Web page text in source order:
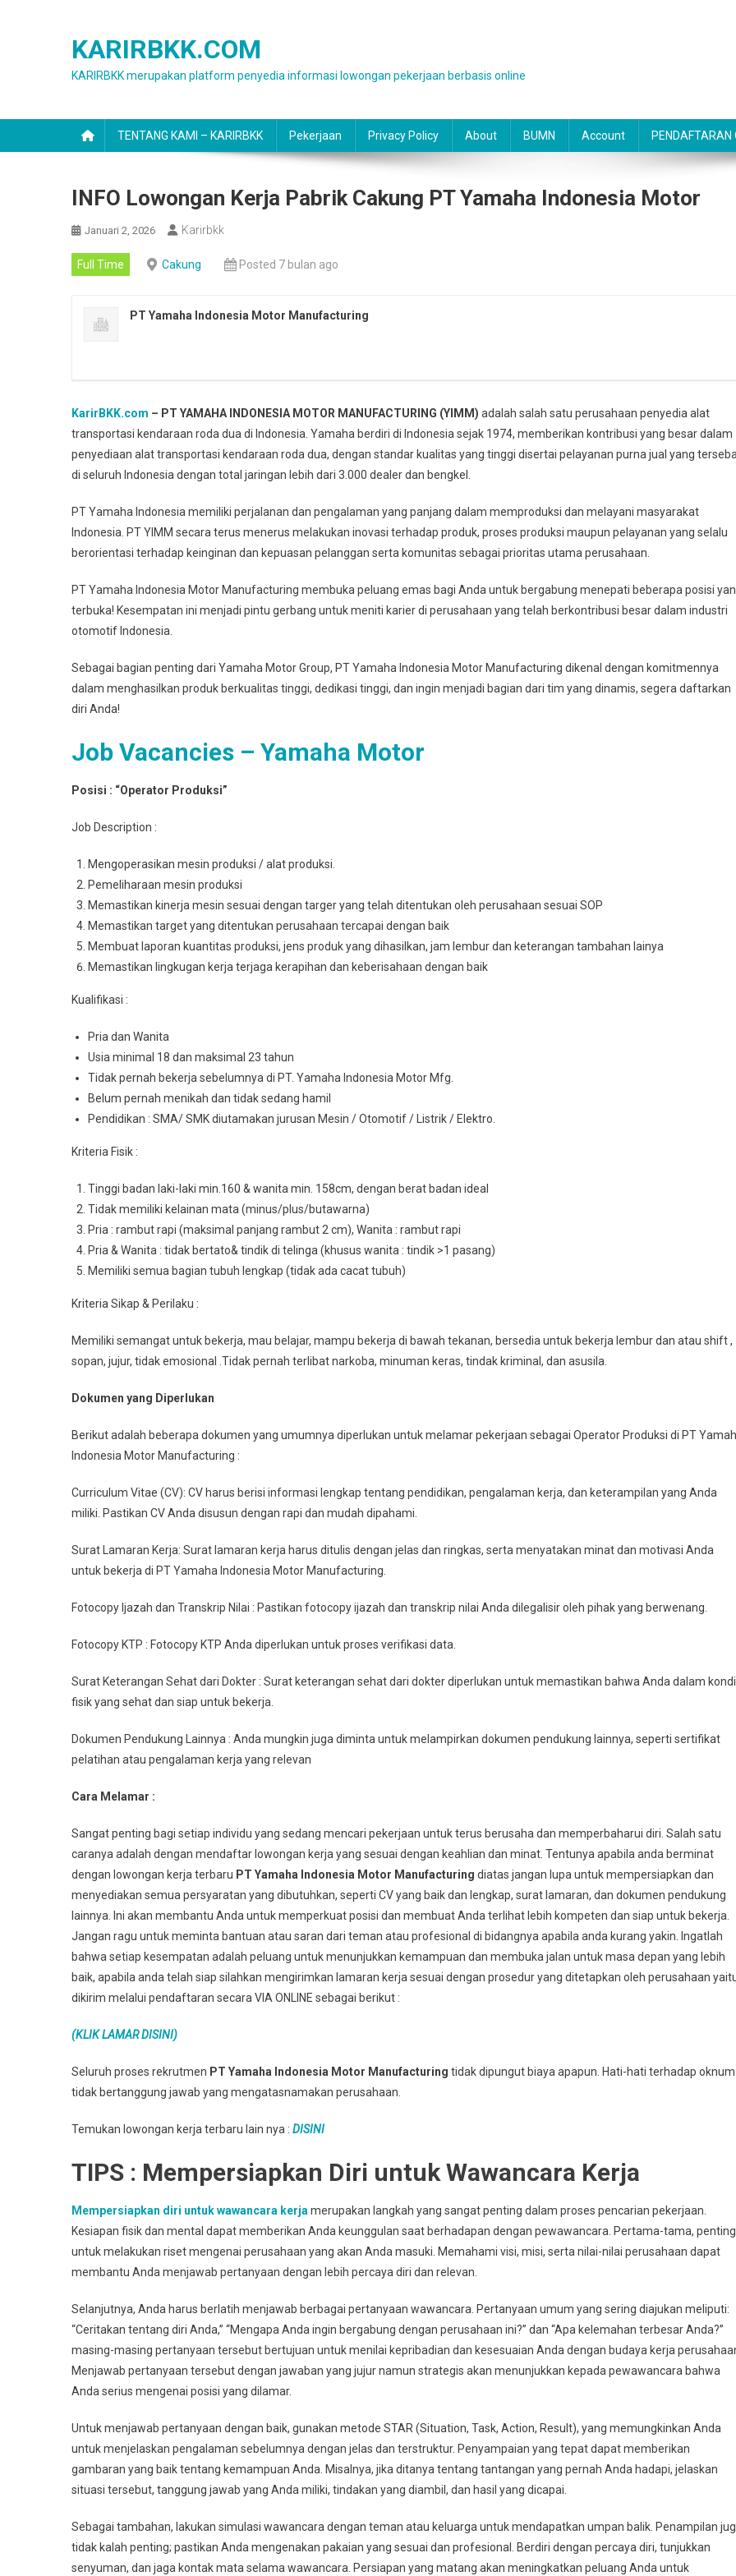
KARIRBKK.COM
KARIRBKK merupakan platform penyedia informasi lowongan pekerjaan berbasis online
TENTANG KAMI – KARIRBKK Pekerjaan Privacy Policy About BUMN Account PENDAFTARAN
INFO Lowongan Kerja Pabrik Cakung PT Yamaha Indonesia Motor
Januari 2, 2026 Karirbkk
Full Time Cakung Posted 7 bulan ago
PT Yamaha Indonesia Motor Manufacturing
KarirBKK.com – PT YAMAHA INDONESIA MOTOR MANUFACTURING (YIMM) adalah salah satu perusahaan penyedia alat
transportasi kendaraan roda dua di Indonesia. Yamaha berdiri di Indonesia sejak 1974, memberikan kontribusi yang besar dalam
penyediaan alat transportasi kendaraan roda dua, dengan standar kualitas yang tinggi disertai pelayanan purna jual yang
di seluruh Indonesia dengan total jaringan lebih dari 3.000 dealer dan bengkel.
PT Yamaha Indonesia memiliki perjalanan dan pengalaman yang panjang dalam memproduksi dan melayani masyarakat
Indonesia. PT YIMM secara terus menerus melakukan inovasi terhadap produk, proses produksi maupun pelayanan yang selalu
berorientasi terhadap keinginan dan kepuasan pelanggan serta komunitas sebagai prioritas utama perusahaan.
PT Yamaha Indonesia Motor Manufacturing membuka peluang emas bagi Anda untuk bergabung menepati beberapa posisi
terbuka! Kesempatan ini menjadi pintu gerbang untuk meniti karier di perusahaan yang telah berkontribusi besar dalam industri
otomotif Indonesia.
Sebagai bagian penting dari Yamaha Motor Group, PT Yamaha Indonesia Motor Manufacturing dikenal dengan komitmennya
dalam menghasilkan produk berkualitas tinggi, dedikasi tinggi, dan ingin menjadi bagian dari tim yang dinamis, segera daftarkan
diri Anda!
Job Vacancies – Yamaha Motor
Posisi : “Operator Produksi”
Job Description :
Mengoperasikan mesin produksi / alat produksi.
Pemeliharaan mesin produksi
Memastikan kinerja mesin sesuai dengan targer yang telah ditentukan oleh perusahaan sesuai SOP
Memastikan target yang ditentukan perusahaan tercapai dengan baik
Membuat laporan kuantitas produksi, jens produk yang dihasilkan, jam lembur dan keterangan tambahan lainya
Memastikan lingkugan kerja terjaga kerapihan dan keberisahaan dengan baik
Kualifikasi :
Pria dan Wanita
Usia minimal 18 dan maksimal 23 tahun
Tidak pernah bekerja sebelumnya di PT. Yamaha Indonesia Motor Mfg.
Belum pernah menikah dan tidak sedang hamil
Pendidikan : SMA/ SMK diutamakan jurusan Mesin / Otomotif / Listrik / Elektro.
Kriteria Fisik :
Tinggi badan laki-laki min.160 & wanita min. 158cm, dengan berat badan ideal
Tidak memiliki kelainan mata (minus/plus/butawarna)
Pria : rambut rapi (maksimal panjang rambut 2 cm), Wanita : rambut rapi
Pria & Wanita : tidak bertato& tindik di telinga (khusus wanita : tindik >1 pasang)
Memiliki semua bagian tubuh lengkap (tidak ada cacat tubuh)
Kriteria Sikap & Perilaku :
Memiliki semangat untuk bekerja, mau belajar, mampu bekerja di bawah tekanan, bersedia untuk bekerja lembur dan atau shift ,
sopan, jujur, tidak emosional .Tidak pernah terlibat narkoba, minuman keras, tindak kriminal, dan asusila.
Dokumen yang Diperlukan
Berikut adalah beberapa dokumen yang umumnya diperlukan untuk melamar pekerjaan sebagai Operator Produksi di PT
Indonesia Motor Manufacturing :
Curriculum Vitae (CV): CV harus berisi informasi lengkap tentang pendidikan, pengalaman kerja, dan keterampilan yang Anda
miliki. Pastikan CV Anda disusun dengan rapi dan mudah dipahami.
Surat Lamaran Kerja: Surat lamaran kerja harus ditulis dengan jelas dan ringkas, serta menyatakan minat dan motivasi Anda
untuk bekerja di PT Yamaha Indonesia Motor Manufacturing.
Fotocopy Ijazah dan Transkrip Nilai : Pastikan fotocopy ijazah dan transkrip nilai Anda dilegalisir oleh pihak yang berwenang.
Fotocopy KTP : Fotocopy KTP Anda diperlukan untuk proses verifikasi data.
Surat Keterangan Sehat dari Dokter : Surat keterangan sehat dari dokter diperlukan untuk memastikan bahwa Anda dalam
fisik yang sehat dan siap untuk bekerja.
Dokumen Pendukung Lainnya : Anda mungkin juga diminta untuk melampirkan dokumen pendukung lainnya, seperti sertifikat
pelatihan atau pengalaman kerja yang relevan
Cara Melamar :
Sangat penting bagi setiap individu yang sedang mencari pekerjaan untuk terus berusaha dan memperbaharui diri. Salah satu
caranya adalah dengan mendaftar lowongan kerja yang sesuai dengan keahlian dan minat. Tentunya apabila anda berminat
dengan lowongan kerja terbaru PT Yamaha Indonesia Motor Manufacturing diatas jangan lupa untuk mempersiapkan dan
menyediakan semua persyaratan yang dibutuhkan, seperti CV yang baik dan lengkap, surat lamaran, dan dokumen pendukung
lainnya. Ini akan membantu Anda untuk memperkuat posisi dan membuat Anda terlihat lebih kompeten dan siap untuk bekerja.
Jangan ragu untuk meminta bantuan atau saran dari teman atau profesional di bidangnya apabila anda kurang yakin. Ingatlah
bahwa setiap kesempatan adalah peluang untuk menunjukkan kemampuan dan membuka jalan untuk masa depan yang lebih
baik, apabila anda telah siap silahkan mengirimkan lamaran kerja sesuai dengan prosedur yang ditetapkan oleh perusahaan
dikirim melalui pendaftaran secara VIA ONLINE sebagai berikut :
(KLIK LAMAR DISINI)
Seluruh proses rekrutmen PT Yamaha Indonesia Motor Manufacturing tidak dipungut biaya apapun. Hati-hati terhadap oknum
tidak bertanggung jawab yang mengatasnamakan perusahaan.
Temukan lowongan kerja terbaru lain nya : DISINI
TIPS : Mempersiapkan Diri untuk Wawancara Kerja
Mempersiapkan diri untuk wawancara kerja merupakan langkah yang sangat penting dalam proses pencarian pekerjaan.
Kesiapan fisik dan mental dapat memberikan Anda keunggulan saat berhadapan dengan pewawancara. Pertama-tama, penting
untuk melakukan riset mengenai perusahaan yang akan Anda masuki. Memahami visi, misi, serta nilai-nilai perusahaan dapat
membantu Anda menjawab pertanyaan dengan lebih percaya diri dan relevan.
Selanjutnya, Anda harus berlatih menjawab berbagai pertanyaan wawancara. Pertanyaan umum yang sering diajukan meliputi:
“Ceritakan tentang diri Anda,” “Mengapa Anda ingin bergabung dengan perusahaan ini?” dan “Apa kelemahan terbesar Anda?”
masing-masing pertanyaan tersebut bertujuan untuk menilai kepribadian dan kesesuaian Anda dengan budaya kerja
Menjawab pertanyaan tersebut dengan jawaban yang jujur namun strategis akan menunjukkan kepada pewawancara bahwa
Anda serius mengenai posisi yang dilamar.
Untuk menjawab pertanyaan dengan baik, gunakan metode STAR (Situation, Task, Action, Result), yang memungkinkan Anda
untuk menjelaskan pengalaman sebelumnya dengan jelas dan terstruktur. Penyampaian yang tepat dapat memberikan
gambaran yang baik tentang kemampuan Anda. Misalnya, jika ditanya tentang tantangan yang pernah Anda hadapi, jelaskan
situasi tersebut, tanggung jawab yang Anda miliki, tindakan yang diambil, dan hasil yang dicapai.
Sebagai tambahan, lakukan simulasi wawancara dengan teman atau keluarga untuk mendapatkan umpan balik. Penampilan
tidak kalah penting; pastikan Anda mengenakan pakaian yang sesuai dan profesional. Berdiri dengan percaya diri, tunjukkan
senyuman, dan jaga kontak mata selama wawancara. Persiapan yang matang akan meningkatkan peluang Anda untuk